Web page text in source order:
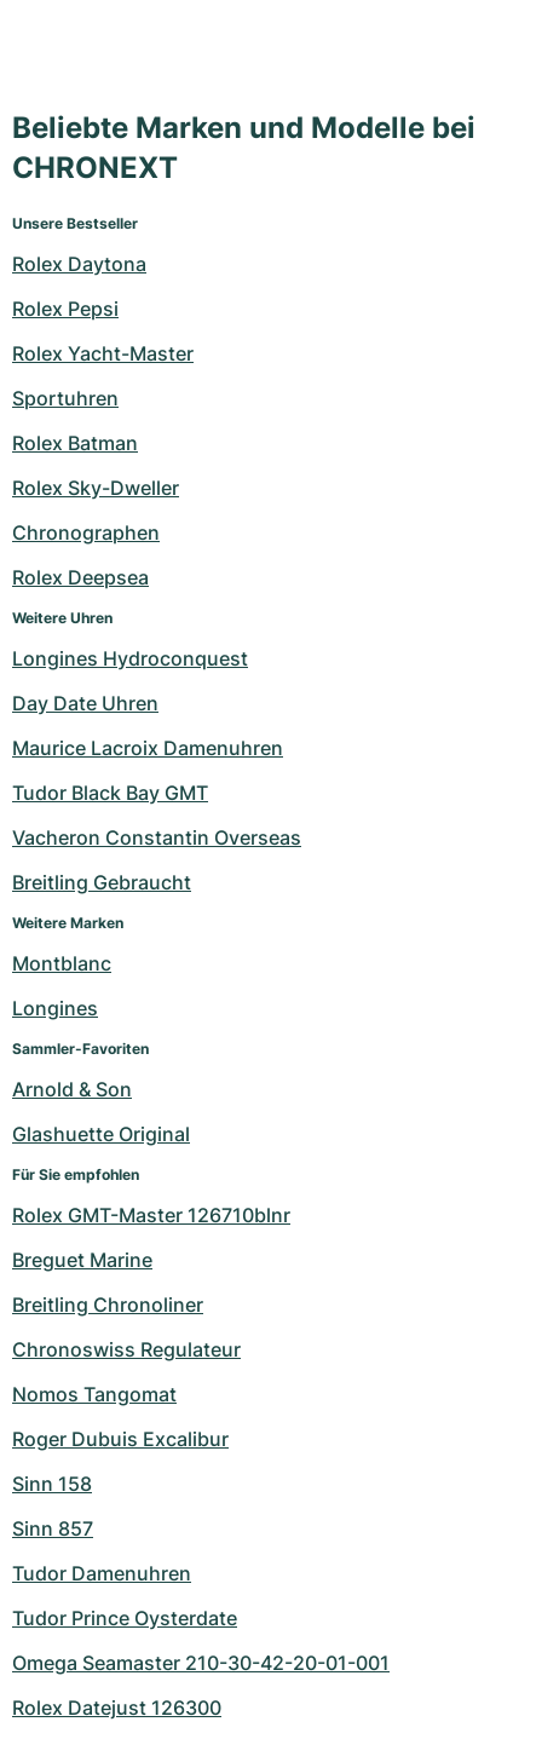
Beliebte Marken und Modelle bei
CHRONEXT
Unsere Bestseller
Rolex Daytona
Rolex Pepsi
Rolex Yacht-Master
Sportuhren
Rolex Batman
Rolex Sky-Dweller
Chronographen
Rolex Deepsea
Weitere Uhren
Longines Hydroconquest
Day Date Uhren
Maurice Lacroix Damenuhren
Tudor Black Bay GMT
Vacheron Constantin Overseas
Breitling Gebraucht
Weitere Marken
Montblanc
Longines
Sammler-Favoriten
Arnold & Son
Glashuette Original
Für Sie empfohlen
Rolex GMT-Master 126710blnr
Breguet Marine
Breitling Chronoliner
Chronoswiss Regulateur
Nomos Tangomat
Roger Dubuis Excalibur
Sinn 158
Sinn 857
Tudor Damenuhren
Tudor Prince Oysterdate
Omega Seamaster 210-30-42-20-01-001
Rolex Datejust 126300